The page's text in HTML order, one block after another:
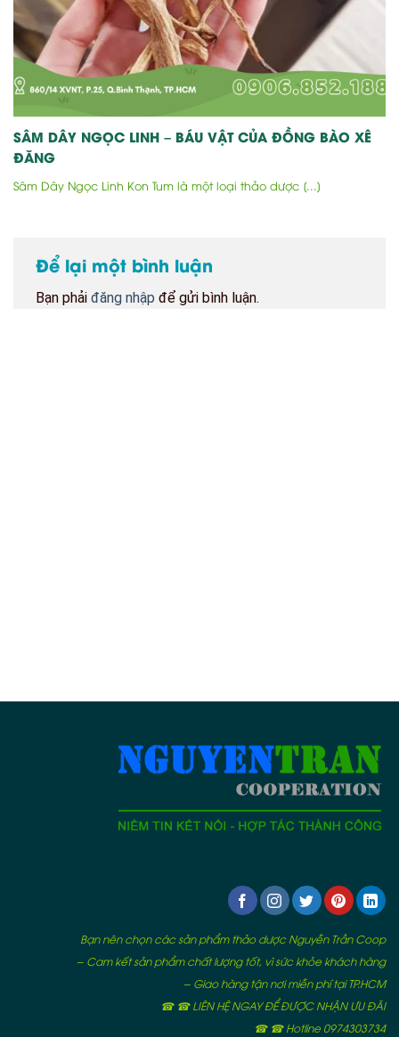
SÂM DÂY NGỌC LINH – BÁU VẬT CỦA ĐỒNG BÀO XÊ
ĐĂNG
Sâm Dây Ngọc Linh Kon Tum là một loại thảo dược [...]
Để lại một bình luận
Bạn phải đăng nhập để gửi bình luận.
Bạn nên chọn các sản phẩm thảo dược Nguyễn Trần Coop
– Cam kết sản phẩm chất lượng tốt, vì sức khỏe khách hàng
– Giao hàng tận nơi miễn phí tại TP.HCM
☎ ☎ LIÊN HỆ NGAY ĐỂ ĐƯỢC NHẬN ƯU ĐÃI
☎ ☎ Hotline 0974303734